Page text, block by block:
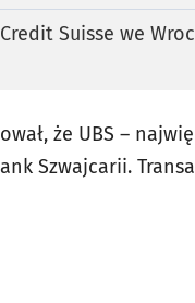
Suisse we
że UBS –
Szwajcarii.